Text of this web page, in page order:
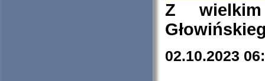
Z
02.10.2023